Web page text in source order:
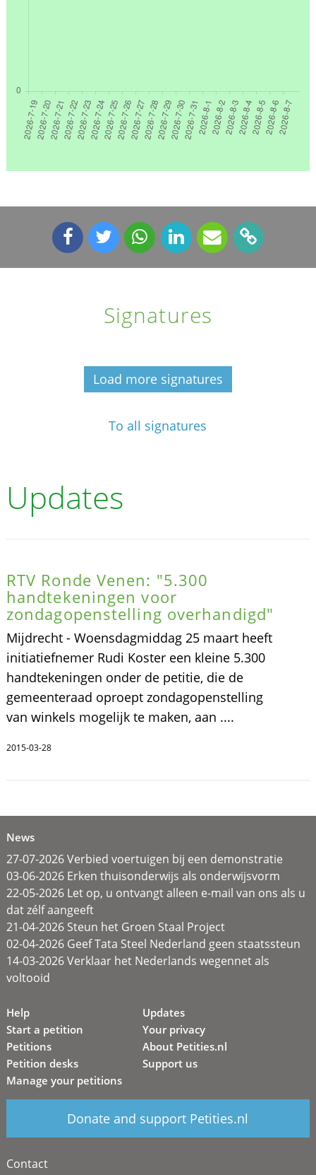
Signatures
Load more signatures
To all signatures
Updates
RTV Ronde Venen: "5.300
handtekeningen voor
zondagopenstelling overhandigd"
Mijdrecht - Woensdagmiddag 25 maart heeft
initiatiefnemer Rudi Koster een kleine 5.300
handtekeningen onder de petitie, die de
gemeenteraad oproept zondagopenstelling
van winkels mogelijk te maken, aan ....
2015-03-28
News
27-07-2026 Verbied voertuigen bij een demonstratie
03-06-2026 Erken thuisonderwijs als onderwijsvorm
22-05-2026 Let op, u ontvangt alleen e-mail van ons als u
dat zélf aangeeft
21-04-2026 Steun het Groen Staal Project
02-04-2026 Geef Tata Steel Nederland geen staatssteun
14-03-2026 Verklaar het Nederlands wegennet als
voltooid
Help
Start a petition
Petitions
Petition desks
Manage your petitions
Updates
Your privacy
About Petities.nl
Support us
Donate and support Petities.nl
Contact